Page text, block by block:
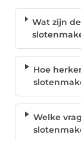
Wat zijn
Hoe
Welke